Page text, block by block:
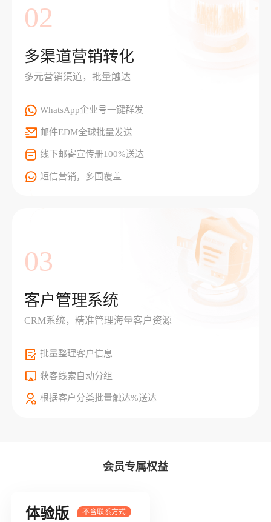
02
多渠道营销转化
多元营销渠道，批量触达
WhatsApp企业号一键群发
邮件EDM全球批量发送
线下邮寄宣传册100%送达
短信营销，多国覆盖
03
客户管理系统
CRM系统，精准管理海量客户资源
批量整理客户信息
获客线索自动分组
根据客户分类批量触达%送达
会员专属权益
体验版